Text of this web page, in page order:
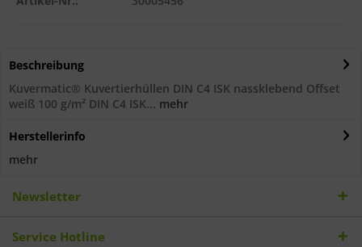
Beschreibung
Kuvermatic® Kuvertierhüllen DIN C4 ISK nassklebend Offset
weiß 100 g/m² DIN C4 ISK... mehr
Herstellerinfo
mehr
Newsletter
Service Hotline